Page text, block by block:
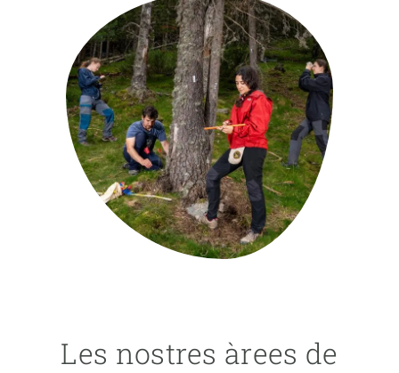
Les nostres àrees de
NOTÍCIES I AGENDA